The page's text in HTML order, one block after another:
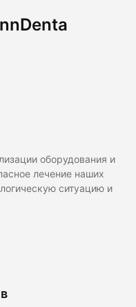
оборудования и
лечение наших
ситуацию и